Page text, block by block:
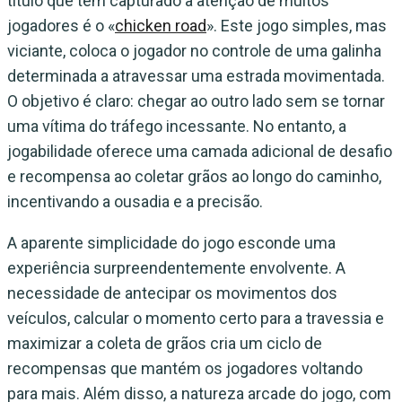
jogadores é o «chicken road». Este jogo simples, mas
viciante, coloca o jogador no controle de uma galinha
determinada a atravessar uma estrada movimentada.
O objetivo é claro: chegar ao outro lado sem se tornar
uma vítima do tráfego incessante. No entanto, a
jogabilidade oferece uma camada adicional de desafio
e recompensa ao coletar grãos ao longo do caminho,
incentivando a ousadia e a precisão.
A aparente simplicidade do jogo esconde uma
experiência surpreendentemente envolvente. A
necessidade de antecipar os movimentos dos
veículos, calcular o momento certo para a travessia e
maximizar a coleta de grãos cria um ciclo de
recompensas que mantém os jogadores voltando
para mais. Além disso, a natureza arcade do jogo, com